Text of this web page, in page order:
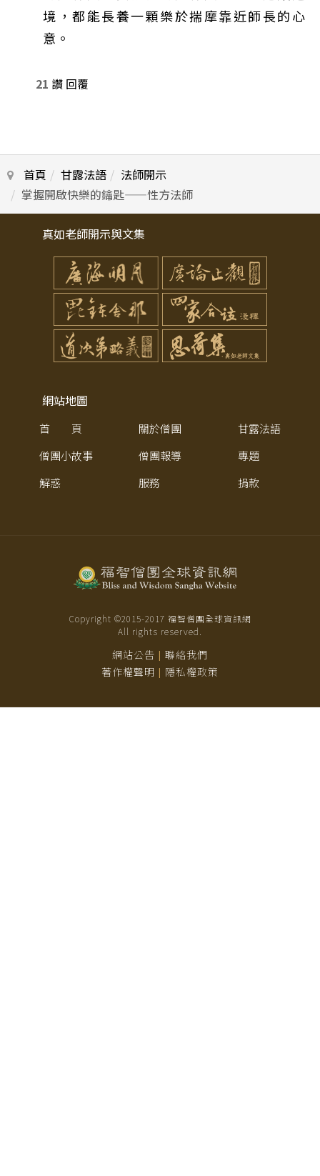
境，都能長養一顆樂於揣摩靠近師長的心
意。
21 讚 回覆
首頁 甘露法語
法師開示
掌握開啟快樂的鑰匙——性方法師
真如老師開示與文集
網站地圖
首 頁 關於僧團
甘露法語
僧團小故事
僧團報導
專題
解惑
服務 捐款
Copyright ©2015-2017 福智僧團全球資訊網
All rights reserved.
網站公告 | 聯絡我們
著作權聲明 | 隱私權政策